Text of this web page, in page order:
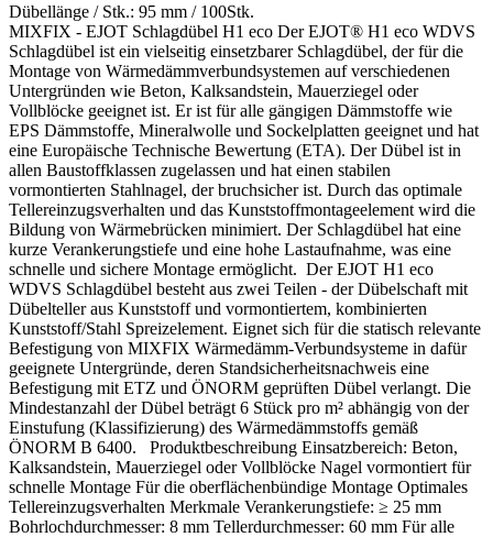
Dübellänge / Stk.: 95 mm / 100Stk.
MIXFIX - EJOT Schlagdübel H1 eco Der EJOT® H1 eco WDVS
Schlagdübel ist ein vielseitig einsetzbarer Schlagdübel, der für die
Montage von Wärmedämmverbundsystemen auf verschiedenen
Untergründen wie Beton, Kalksandstein, Mauerziegel oder
Vollblöcke geeignet ist. Er ist für alle gängigen Dämmstoffe wie
EPS Dämmstoffe, Mineralwolle und Sockelplatten geeignet und hat
eine Europäische Technische Bewertung (ETA). Der Dübel ist in
allen Baustoffklassen zugelassen und hat einen stabilen
vormontierten Stahlnagel, der bruchsicher ist. Durch das optimale
Tellereinzugsverhalten und das Kunststoffmontageelement wird die
Bildung von Wärmebrücken minimiert. Der Schlagdübel hat eine
kurze Verankerungstiefe und eine hohe Lastaufnahme, was eine
schnelle und sichere Montage ermöglicht. Der EJOT H1 eco
WDVS Schlagdübel besteht aus zwei Teilen - der Dübelschaft mit
Dübelteller aus Kunststoff und vormontiertem, kombinierten
Kunststoff/Stahl Spreizelement. Eignet sich für die statisch relevante
Befestigung von MIXFIX Wärmedämm-Verbundsysteme in dafür
geeignete Untergründe, deren Standsicherheitsnachweis eine
Befestigung mit ETZ und ÖNORM geprüften Dübel verlangt. Die
Mindestanzahl der Dübel beträgt 6 Stück pro m² abhängig von der
Einstufung (Klassifizierung) des Wärmedämmstoffs gemäß
ÖNORM B 6400. Produktbeschreibung Einsatzbereich: Beton,
Kalksandstein, Mauerziegel oder Vollblöcke Nagel vormontiert für
schnelle Montage Für die oberflächenbündige Montage Optimales
Tellereinzugsverhalten Merkmale Verankerungstiefe: ≥ 25 mm
Bohrlochdurchmesser: 8 mm Tellerdurchmesser: 60 mm Für alle